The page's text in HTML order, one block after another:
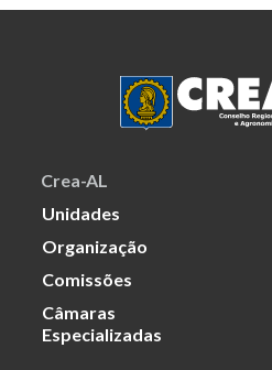
Crea-AL
Unidades
Organização
Comissões
Câmaras
Especializadas